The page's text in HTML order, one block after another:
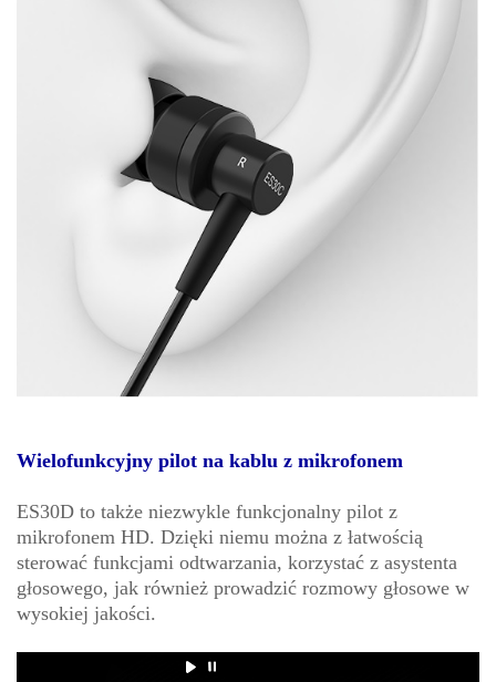
Wielofunkcyjny pilot na kablu z mikrofonem
ES30D to także niezwykle funkcjonalny pilot z
mikrofonem HD. Dzięki niemu można z łatwością
sterować funkcjami odtwarzania, korzystać z asystenta
głosowego, jak również prowadzić rozmowy głosowe w
wysokiej jakości.